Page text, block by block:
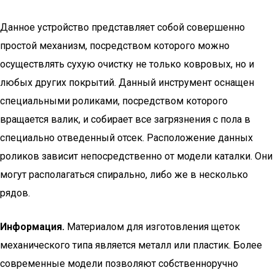
Данное устройство представляет собой совершенно
простой механизм, посредством которого можно
осуществлять сухую очистку не только ковровых, но и
любых других покрытий. Данный инструмент оснащен
специальными роликами, посредством которого
вращается валик, и собирает все загрязнения с пола в
специально отведенный отсек. Расположение данных
роликов зависит непосредственно от модели каталки. Они
могут располагаться спирально, либо же в несколько
рядов.
Информация. Материалом для изготовления щеток
механического типа является металл или пластик. Более
современные модели позволяют собственноручно